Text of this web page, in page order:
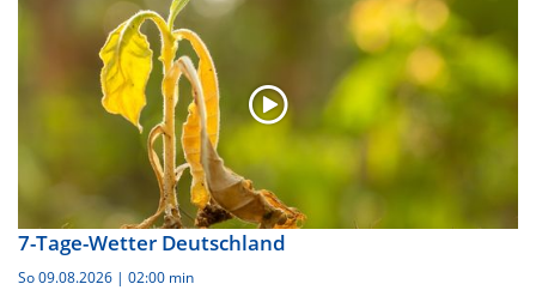
7-Tage-Wetter Deutschland
So 09.08.2026 | 02:00 min